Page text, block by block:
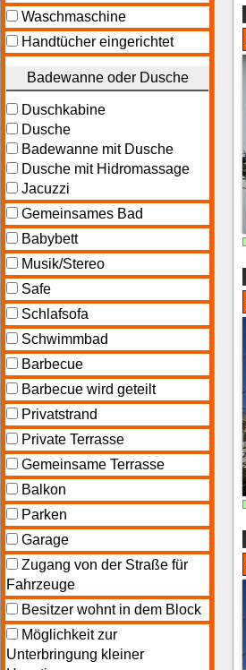
Waschmaschine
Handtücher eingerichtet
Badewanne oder Dusche
Duschkabine
Dusche
Badewanne mit Dusche
Dusche mit Hidromassage
Jacuzzi
Gemeinsames Bad
Babybett
Musik/Stereo
Safe
Schlafsofa
Schwimmbad
Barbecue
Barbecue wird geteilt
Privatstrand
Private Terrasse
Gemeinsame Terrasse
Balkon
Parken
Garage
Zugang von der Straße für
Fahrzeuge
Besitzer wohnt in dem Block
Möglichkeit zur
Unterbringung kleiner